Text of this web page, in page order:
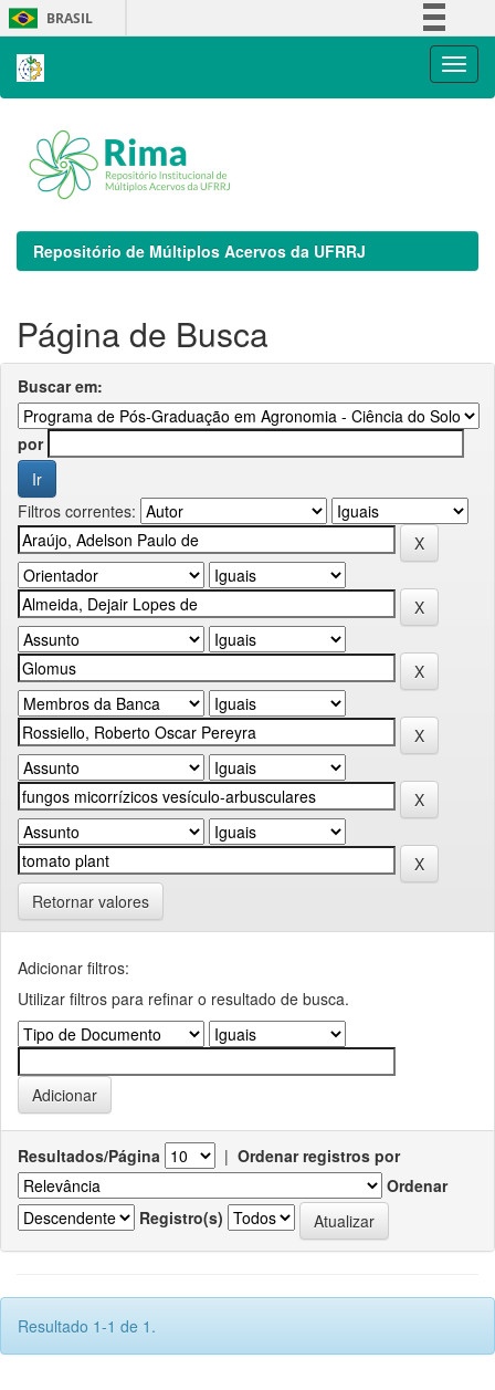
Skip
navigation
BRASIL
Repositório de Múltiplos Acervos da UFRRJ
Página de Busca
Buscar em:
por
Filtros correntes:
Retornar valores
Adicionar filtros:
Utilizar filtros para refinar o resultado de busca.
Resultados/Página | Ordenar registros por
Ordenar
Registro(s)
Resultado 1-1 de 1.